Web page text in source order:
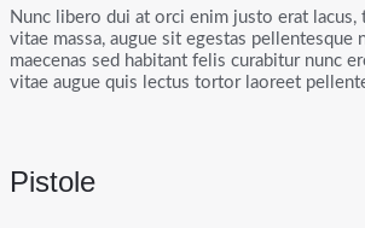
Nunc libero dui at orci enim justo erat
vitae massa, augue sit egestas pellentesque
maecenas sed habitant felis curabitur nunc
vitae augue quis lectus tortor laoreet
Pistole